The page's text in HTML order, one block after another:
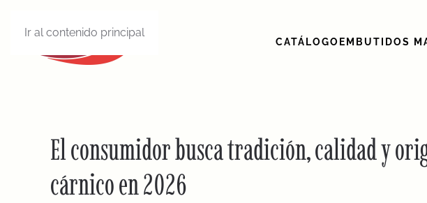
Ir al contenido principal
CATÁLOGO EMBUTIDOS
El consumidor busca tradición, calidad y
cárnico en 2026